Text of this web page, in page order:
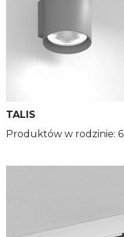
TALIS
Produktów w rodzinie: 6